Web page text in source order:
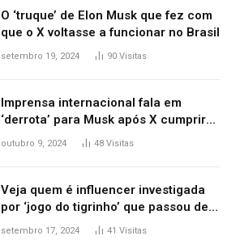
O ‘truque’ de Elon Musk que fez com
que o X voltasse a funcionar no Brasil
setembro 19, 2024 90 Visitas
Imprensa internacional fala em
‘derrota’ para Musk após X cumprir
ordens e ser liberado; veja
outubro 9, 2024 48 Visitas
Veja quem é influencer investigada
por ‘jogo do tigrinho’ que passou de
manicure a milionária com
setembro 17, 2024 41 Visitas